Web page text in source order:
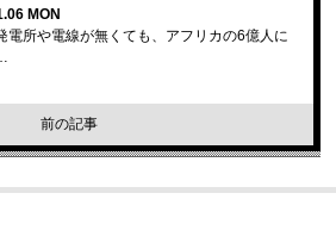
MON
電所や電線が無くても、アフリカの6億人に
前の記事